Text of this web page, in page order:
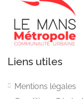
Liens utiles
Mentions légales